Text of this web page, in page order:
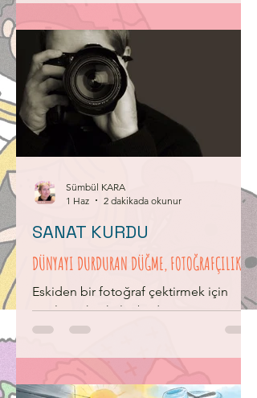
DÜNYAYI DURDURAN DÜĞME, FOTOĞRAFÇILIK
Eskiden bir fotoğraf çektirmek için
saatlerce heykel gibi donup
beklemeniz gerektiğini biliyor
dünyasına yolculuk yapalım! Eskiden
SANAT KURDU
Sümbül KARA
1 Haz
2 dakikada okunur